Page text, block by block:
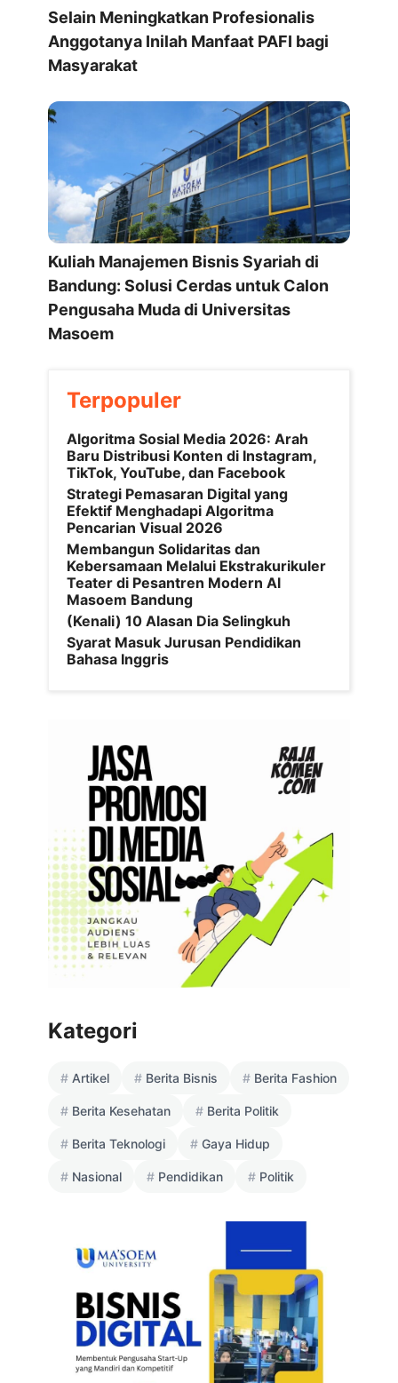
Selain Meningkatkan Profesionalis
Anggotanya Inilah Manfaat PAFI bagi
Masyarakat
Kuliah Manajemen Bisnis Syariah di
Bandung: Solusi Cerdas untuk Calon
Pengusaha Muda di Universitas
Masoem
Terpopuler
Algoritma Sosial Media 2026: Arah
Baru Distribusi Konten di Instagram,
TikTok, YouTube, dan Facebook
Strategi Pemasaran Digital yang
Efektif Menghadapi Algoritma
Pencarian Visual 2026
Membangun Solidaritas dan
Kebersamaan Melalui Ekstrakurikuler
Teater di Pesantren Modern Al
Masoem Bandung
(Kenali) 10 Alasan Dia Selingkuh
Syarat Masuk Jurusan Pendidikan
Bahasa Inggris
Kategori
Artikel Berita Bisnis Berita Fashion
Berita Kesehatan Berita Politik
Berita Teknologi Gaya Hidup
Nasional Pendidikan Politik